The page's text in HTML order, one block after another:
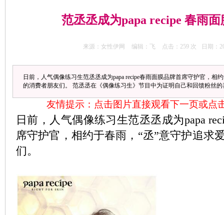
范丞丞成为papa recipe 春雨
来源：女性伊网 编辑：飞 点击： 259 次 日期：
日前，人气偶像练习生范丞丞成为papa recipe春雨面膜品牌首席守护官，相
的消费者朋友们。 范丞丞在《偶像练习生》节目中为证明自己和回馈粉丝的
友情提示：点击图片直接观看下一页或点
日前，人气偶像练习生范丞丞成为papa
席守护官，相约于春雨，“丞”意守护追求
们。